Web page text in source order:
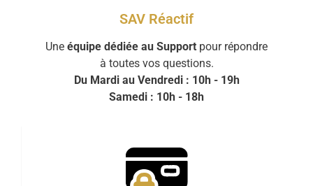
SAV Réactif
Une équipe dédiée au Support pour répondre
à toutes vos questions.
Du Mardi au Vendredi : 10h - 19h
Samedi : 10h - 18h